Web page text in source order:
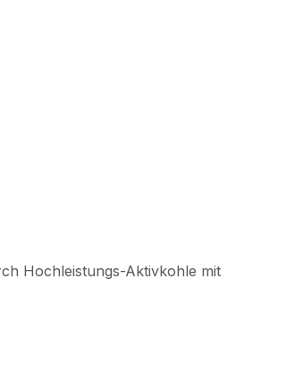
Hochleistungs-Aktivkohle mit